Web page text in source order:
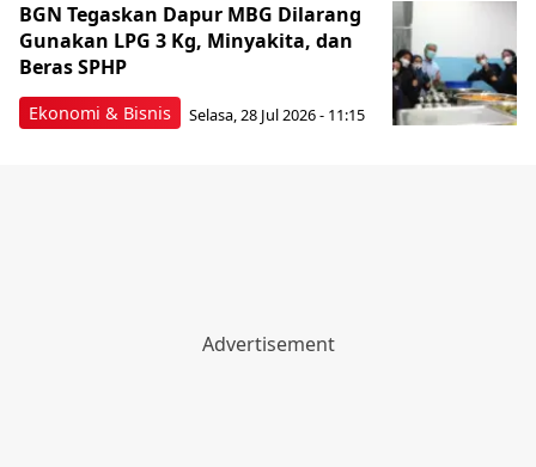
Ekonomi & Bisnis
BGN Tegaskan Dapur MBG Dilarang
Gunakan LPG 3 Kg, Minyakita, dan
Beras SPHP
Selasa, 28 Jul 2026 - 11:15